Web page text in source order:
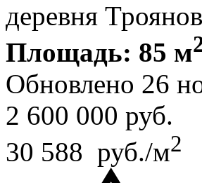
деревня
Площадь: 85 м
Обновлено 26
2 600 000 руб.
30 588 руб./м2